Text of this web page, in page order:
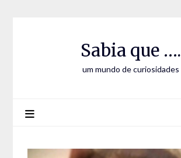
Sabia que ….
um mundo de curiosidades